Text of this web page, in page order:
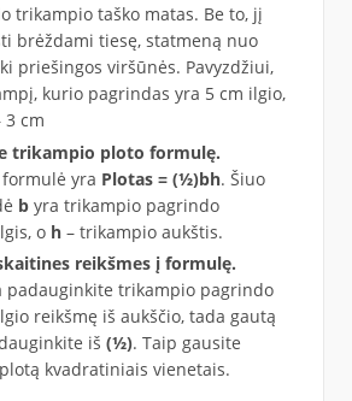
trikampio taško matas. Be to, jį
brėždami tiesę, statmeną nuo
priešingos viršūnės. Pavyzdžiui,
kurio pagrindas yra 5 cm ilgio,
3 cm
trikampio ploto formulę.
yra Plotas = (½)bh. Šiuo
byra trikampio pagrindo
o h– trikampio aukštis.
reikšmes į formulę.
padauginkite trikampio pagrindo
reikšmę iš aukščio, tada gautą
iš (½). Taip gausite
kvadratiniais vienetais.